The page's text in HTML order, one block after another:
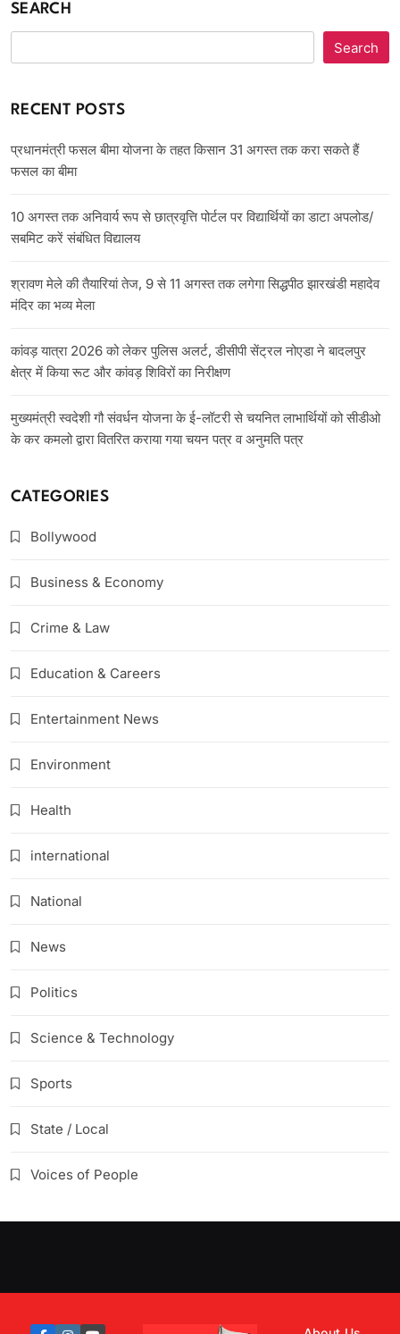
SEARCH
Search
RECENT POSTS
प्रधानमंत्री फसल बीमा योजना के तहत किसान 31 अगस्त तक करा सकते हैं
फसल का बीमा
10 अगस्त तक अनिवार्य रूप से छात्रवृत्ति पोर्टल पर विद्यार्थियों का डाटा अपलोड/
सबमिट करें संबंधित विद्यालय
श्रावण मेले की तैयारियां तेज, 9 से 11 अगस्त तक लगेगा सिद्धपीठ झारखंडी महादेव
मंदिर का भव्य मेला
कांवड़ यात्रा 2026 को लेकर पुलिस अलर्ट, डीसीपी सेंट्रल नोएडा ने बादलपुर
क्षेत्र में किया रूट और कांवड़ शिविरों का निरीक्षण
मुख्यमंत्री स्वदेशी गौ संवर्धन योजना के ई-लॉटरी से चयनित लाभार्थियों को सीडीओ
के कर कमलो द्वारा वितरित कराया गया चयन पत्र व अनुमति पत्र
CATEGORIES
Bollywood
Business & Economy
Crime & Law
Education & Careers
Entertainment News
Environment
Health
international
National
News
Politics
Science & Technology
Sports
State / Local
Voices of People